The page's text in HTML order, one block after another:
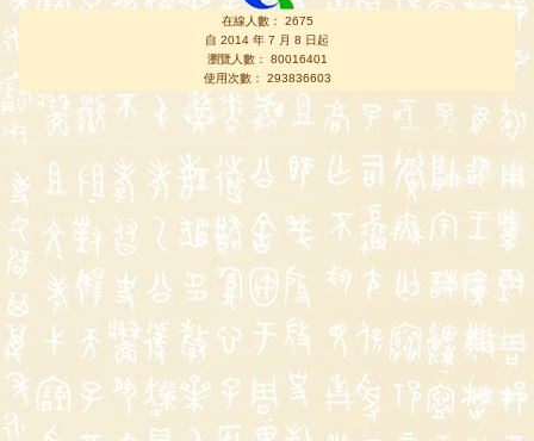
在線人數： 2675
自 2014 年 7 月 8 日起
瀏覽人數： 80016401
使用次數： 293836603